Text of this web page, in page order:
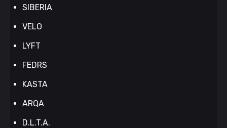
SIBERIA
VELO
LYFT
FEDRS
KASTA
ARQA
D.L.T.A.